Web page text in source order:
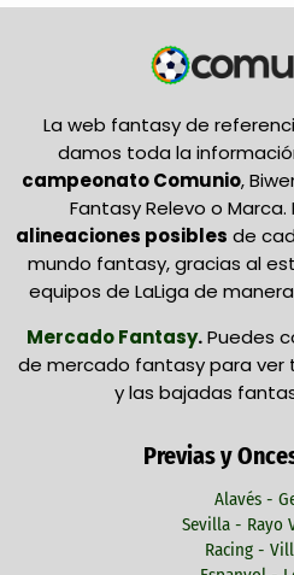
La web fantasy de
damos toda la
campeonato Comunio,
Fantasy Relevo o
alineaciones posibles de
mundo fantasy, gracias al
equipos de LaLiga de
Mercado Fantasy.Puedes
de mercado fantasy para ver
y las bajadas
Previas y
Alavés -
Sevilla - Rayo
Racing -